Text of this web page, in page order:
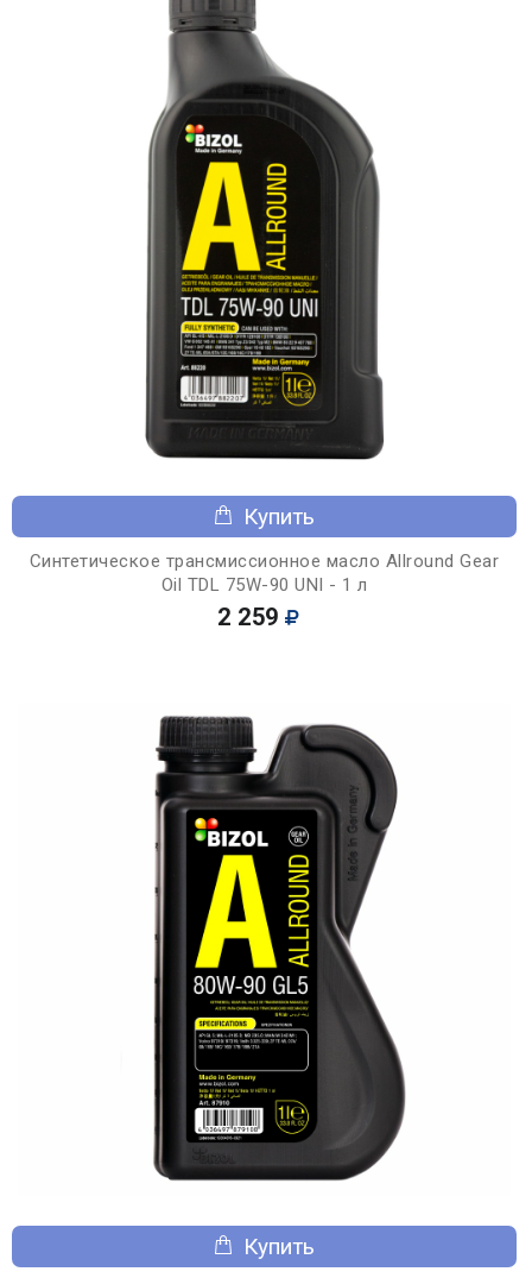
Купить
Синтетическое трансмиссионное масло Allround Gear
Oil TDL 75W-90 UNI - 1 л
2 259
Купить